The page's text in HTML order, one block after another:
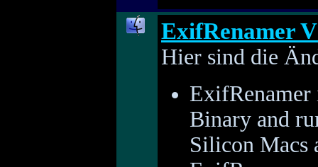
ExifRenamer
Hier sind die
ExifRenamer
Binary and
Silicon Macs